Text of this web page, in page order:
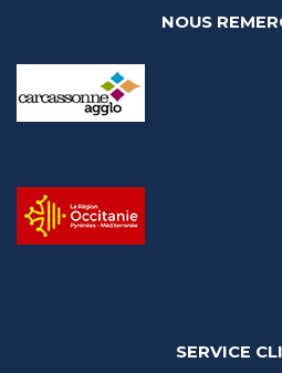
NOUS
SERVICE